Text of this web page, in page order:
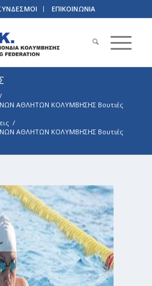
ΕΠΙΚΟΙΝΩΝΙΑ
/
ΑΘΛΗΤΩΝ ΚΟΛΥΜΒΗΣΗΣ Βουτιές
/
ΑΘΛΗΤΩΝ ΚΟΛΥΜΒΗΣΗΣ Βουτιές